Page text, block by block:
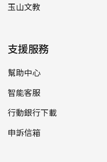
玉山文教
支援服務
幫助中心
智能客服
行動銀行下載
申訴信箱